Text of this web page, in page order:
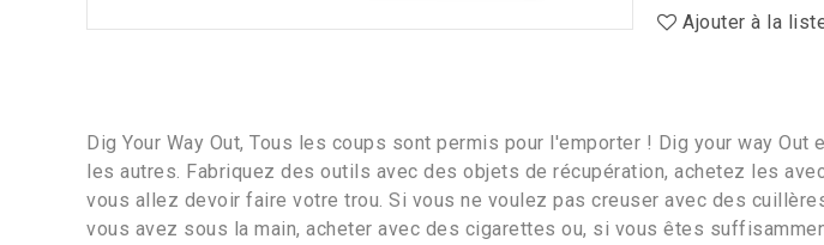
Ajouter à la
Dig Your Way Out, Tous les coups sont permis pour l'emporter ! Dig your way
les autres. Fabriquez des outils avec des objets de récupération, achetez les
vous allez devoir faire votre trou. Si vous ne voulez pas creuser avec des
vous avez sous la main, acheter avec des cigarettes ou, si vous êtes